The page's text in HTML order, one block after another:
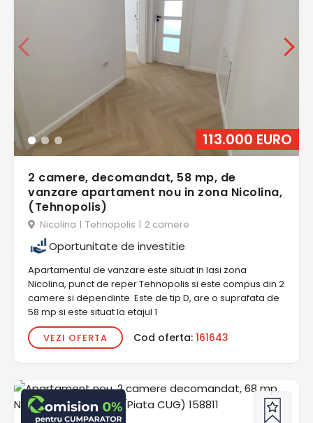
113.000 EURO
2 camere, decomandat, 58 mp, de
vanzare apartament nou in zona Nicolina,
(Tehnopolis)
Nicolina | Tehnopolis | 2 camere
Oportunitate de investitie
Apartamentul de vanzare este situat in Iasi zona
Nicolina, punct de reper Tehnopolis si este compus din 2
camere si dependinte. Este de tip D, are o suprafata de
58 mp si este situat la etajul 1
VEZI OFERTA
Cod oferta: 161643